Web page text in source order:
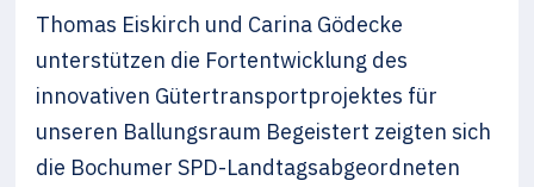
Thomas Eiskirch und Carina Gödecke
unterstützen die Fortentwicklung des
innovativen Gütertransportprojektes für
unseren Ballungsraum Begeistert zeigten sich
die Bochumer SPD-Landtagsabgeordneten